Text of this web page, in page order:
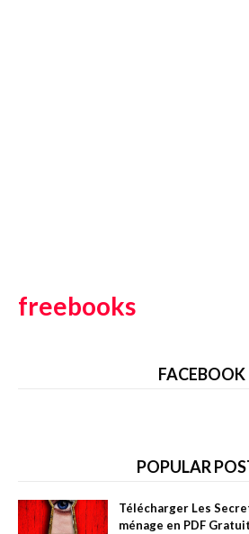
freebooks
FACEBOOK
POPULAR
Télécharger Les
ménage en PDF Gratuit